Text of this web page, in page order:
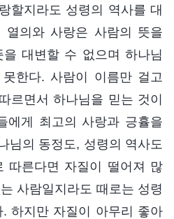
할지라도 성령의 역사를 대
열의와 사랑은 사람의 뜻을
대변할 수 없으며 하나님
한다. 사람이 이름만 걸고
르면서 하나님을 믿는 것이
에게 최고의 사랑과 긍휼을
님의 동정도, 성령의 역사도
따른다면 자질이 떨어져 많
사람일지라도 때로는 성령
하지만 자질이 아무리 좋아